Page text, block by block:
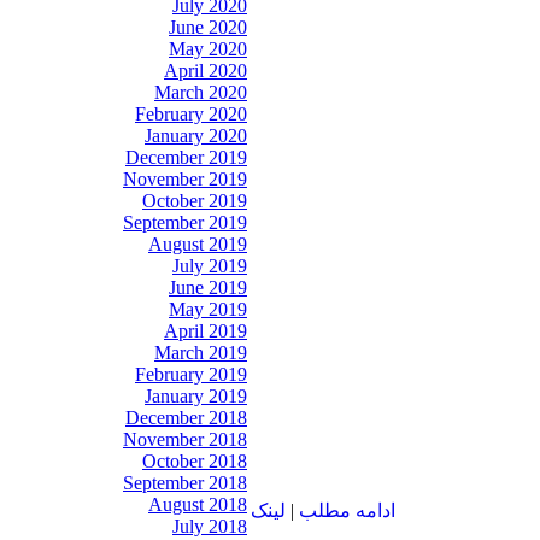
July 2020
June 2020
May 2020
April 2020
March 2020
February 2020
January 2020
December 2019
November 2019
October 2019
September 2019
August 2019
July 2019
June 2019
May 2019
April 2019
March 2019
February 2019
January 2019
December 2018
November 2018
October 2018
September 2018
August 2018
July 2018
ادامه مطلب | لينک